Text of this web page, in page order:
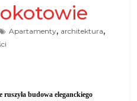
Apartamenty, architektura,
budowa eleganckiego